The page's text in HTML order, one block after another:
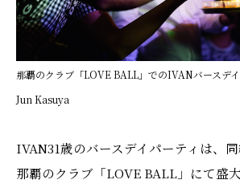
那覇のクラブ「LOVE BALL」でのIVANバース
Jun Kasuya
IVAN31歳のバースデイパーティは、
那覇のクラブ「LOVE BALL」にて盛